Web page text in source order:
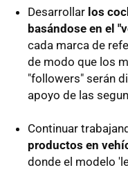
Desarrollar los
basándose en el
cada marca de
de modo que los
"followers" serán
apoyo de las
Continuar
productos en
donde el modelo